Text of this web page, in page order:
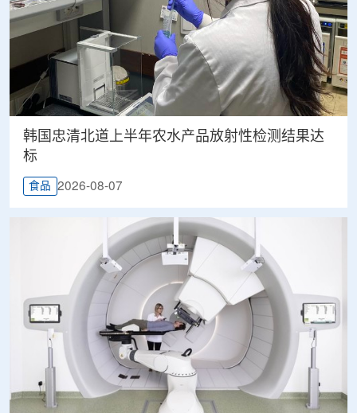
韩国忠清北道上半年农水产品放射性检测结果达
标
食品 2026-08-07